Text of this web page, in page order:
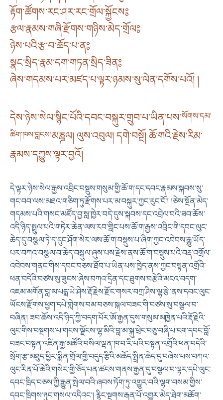
རྟོག་ཚོགས་རང་ཤར་རང་གྲོལ་སྐྱོངས༔
རྩལ་རྣམས་གཞི་རྫོགས་གཉིས་མེད་གྲོལ༔
ཉེས་པའི་རྩ་བ་ཆོད་པ་ན༔
སྣང་སྲིད་རྣམ་དག་གཏན་སྲིད་ཟིན༔
ཞེས་གདམས་པར་མཛད་པ་ལྟར་ཉམས་སུ་ལེན་དགོས་པའོ། །
དེས་ཉེས་སེལ་སྙིང་པོའི་དབང་བསྐུར་གྲུབ་པ་ཡིན་པས་སོགས་དམ་
ཚིག་ཁས་བླངས།མཎྜལ། ལུས་འབུལ། དགེ་བསྔོ། ཆོ་གའི་རྗེས་རིམ་
རྣམས་དཀྱུས་ལྟར་བྱའོ།
དེ་ལྟར་ཉེས་སེལ་རྒྱས་འབྲིང་བསྡུས་གསུམ་གྱི་ཆོ་ག་དང་དབང་རྣམས་སྐབས་སུ་
གང་བབ་ལས་མཐའ་གཅིག་ཏུ་རྫོགས་པར་མ་བསྐུར་ཀྱང་རུང་ངོ༌། །ཅེས་སྔོན་མེད་
གདམས་པའི་གསང་མཛོད་བྱ་སླ་ཁྱེར་བདེ་དུས་སྐབས་དང་འབྲེལ་བའི་ཟབ་ཆོས་
འདི་ཉིད་སྤྲུལ་པའི་གཏེར་ཆེན་ལས་རབ་གླིང་པས་ཆོ་ག་རྒྱས་འབྲིང་གི་དབང་ལུང་
ཆེད་དུ་བསྩལ་ཏེ་ད་དུང་ཤོག་སེར་ལས་ཆོ་ག་བསྡུས་པ་ཞིག་ཀྱང་འབེབས་རྒྱུ་ཡོད་
པར་བཀའ་བསྩལ་བ་ཆེད་བསྐུལ་ཞུས་པས་རྗེས་ནས་ཆོ་ག་བསྡུས་པའི་བརྡ་འགྲོལ་
འབེབས་གནང་གིས་དབང་བཅས་ཐོབ་པ་ཡིན་པས་ཁྱེད་ནས་ཀྱང་བསྟན་འགྲོའི་
ཕན་བདེའི་བཙས་སུ་ཟུངས་ཞེས་བཀའ་དྲིན་དང་ཐུགས་བརྩེའི་མངའ་བདག་
འཇམ་མགོན་བླ་མ་པདྨ་ཡེ་ཤེས་རྡོ་རྗེས་རྫོང་གསར་བཀྲ་ཤིས་ལྷ་རྩེ་ནས་དབང་ལུང་
ཡོངས་རྫོགས་ཕྱག་དཔེ་གླེགས་བམ་བཅས་སྐལ་བཟང་གི་བཙས་སུ་བསྩལ་བ་
བཞིན། ཟབ་ཆོས་འདི་ཉིད་ཀྱི་བདག་པོར་ཨོ་རྒྱན་དུས་གསུམ་མཁྱེན་པའི་རྡོ་རྗེའི་
ལུང་གིས་བསྔགས་པ་གངས་ལྗོངས་ལྷ་མིའི་བླ་མ་སྐུ་ཕྲེང་བཅུ་བཞི་པ་ངག་དབང་བློ་
བཟང་བསྟན་འཛིན་རྒྱ་མཚོའི་བསིལ་ལྡན་ཁ་བ་རི་པའི་བསྟན་འགྲོའི་ཕན་བདེའི་
སྲོག་རྩ་མཐུད་ཕྱིར་སྨིན་གྲོལ་གྱི་བདུད་རྩིའི་མཆོད་སྤྲིན་ཆེད་དུ་བཞེས་པས་བཀའ་
ལུང་རིན་པོ་ཆེའི་གསེར་གྱི་ཅོད་པན་ཚངས་གནས་རྒྱན་དུ་བསྩལ་བ་ལྟར་དཔེ་ལུང་
དབང་ཁྲིད་བཅས་ཀྱི་རྒྱུན་སྤེལ་བའི་ཞབས་ཏོག་ཏུ་འགྱུར་བའི་ལྷག་བསམ་གྱིས་
དབང་ཁྲིགས་ཉུང་གསལ་འདིའང༌། རྙིང་སྔགས་རྒན་པོ་འགྱུར་མེད་ཐེག་མཆོག་